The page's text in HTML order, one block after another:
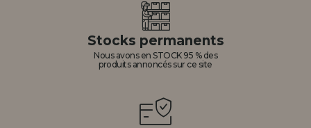
Stocks permanents
Nous avons en STOCK 95 % des
produits annoncés sur ce site